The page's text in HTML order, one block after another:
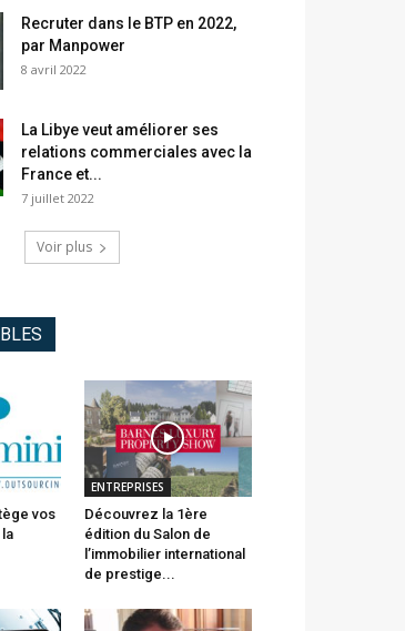
Recruter dans le BTP en 2022,
par Manpower
8 avril 2022
La Libye veut améliorer ses
relations commerciales avec la
France et...
7 juillet 2022
Voir plus
vos
ENTREPRISES
Découvrez la 1ère
édition du Salon de
l’immobilier international
de prestige...